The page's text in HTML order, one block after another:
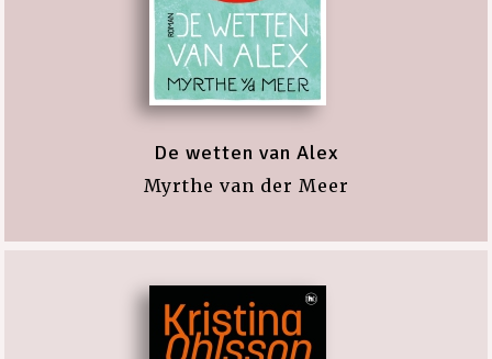
De wetten van Alex
Myrthe van der Meer